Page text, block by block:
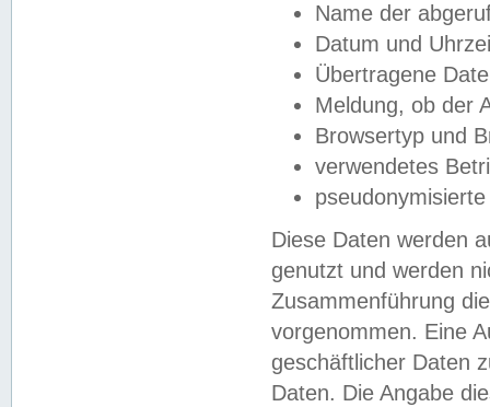
Name der
Datum und
Übertragene
Meldung, ob der
Browsertyp und
verwendetes
Diese Daten werden
genutzt und werden
Zusammenführung
vorgenommen. Eine
geschäftlicher Daten
Daten. Die Angabe